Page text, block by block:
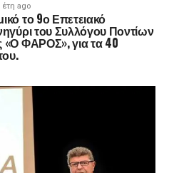
έτη ago
το 9ο Επετειακό
του Συλλόγου Ποντίων
ΦΑΡΟΣ», για τα 40